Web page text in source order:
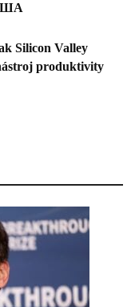
Silicon Valley
produktivity